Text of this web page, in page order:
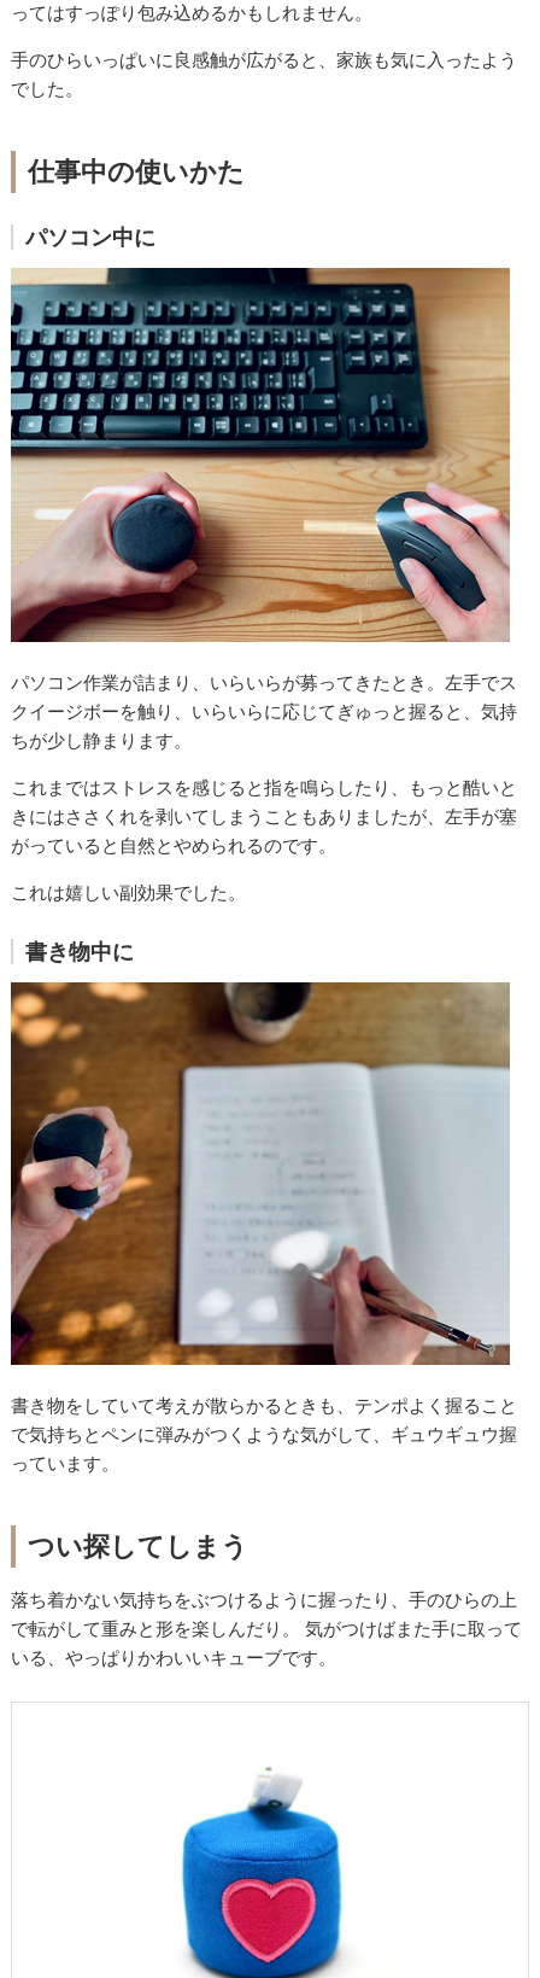
ってはすっぽり包み込めるかもしれません。
手のひらいっぱいに良感触が広がると、家族も気に入ったよう
でした。
仕事中の使いかた
パソコン中に
パソコン作業が詰まり、いらいらが募ってきたとき。左手でス
クイージボーを触り、いらいらに応じてぎゅっと握ると、気持
ちが少し静まります。
これまではストレスを感じると指を鳴らしたり、もっと酷いと
きにはささくれを剥いてしまうこともありましたが、左手が塞
がっていると自然とやめられるのです。
これは嬉しい副効果でした。
書き物中に
書き物をしていて考えが散らかるときも、テンポよく握ること
で気持ちとペンに弾みがつくような気がして、ギュウギュウ握
っています。
つい探してしまう
落ち着かない気持ちをぶつけるように握ったり、手のひらの上
で転がして重みと形を楽しんだり。 気がつけばまた手に取って
いる、やっぱりかわいいキューブです。